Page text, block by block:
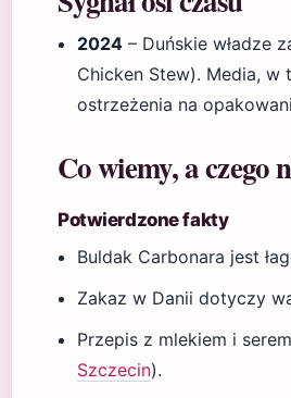
2024 – Duńskie władze
Chicken Stew). Media, w
ostrzeżenia na
Co wiemy, a czego
Potwierdzone fakty
Buldak Carbonara jest
Zakaz w Danii dotyczy
Przepis z mlekiem i
Szczecin).